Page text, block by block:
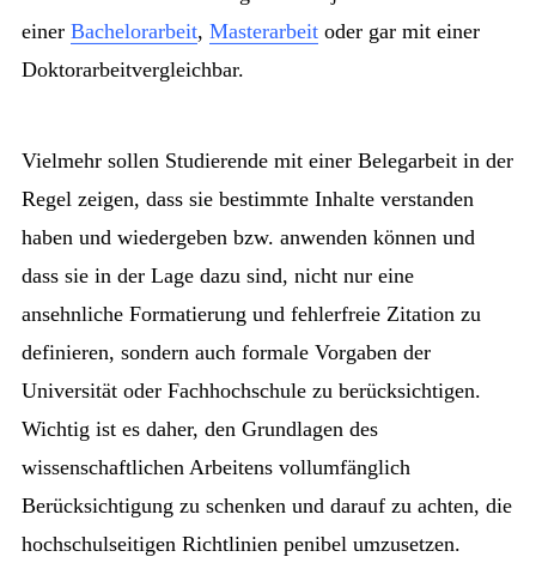
einer Bachelorarbeit, Masterarbeit oder gar mit einer
Doktorarbeitvergleichbar.
Vielmehr sollen Studierende mit einer Belegarbeit in der
Regel zeigen, dass sie bestimmte Inhalte verstanden
haben und wiedergeben bzw. anwenden können und
dass sie in der Lage dazu sind, nicht nur eine
ansehnliche Formatierung und fehlerfreie Zitation zu
definieren, sondern auch formale Vorgaben der
Universität oder Fachhochschule zu berücksichtigen.
Wichtig ist es daher, den Grundlagen des
wissenschaftlichen Arbeitens vollumfänglich
Berücksichtigung zu schenken und darauf zu achten, die
hochschulseitigen Richtlinien penibel umzusetzen.